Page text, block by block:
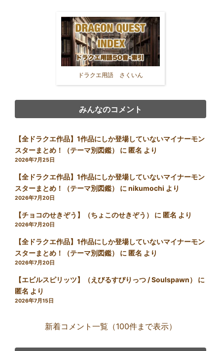
ドラクエ用語 さくいん
みんなのコメント
【全ドラクエ作品】1作品にしか登場していないマイナーモン
スターまとめ！（テーマ別図鑑）
に 匿名 より
2026年7月25日
【全ドラクエ作品】1作品にしか登場していないマイナーモン
スターまとめ！（テーマ別図鑑）
に nikumochi より
2026年7月20日
【チョコのせきぞう】（ちょこのせきぞう） に 匿名 より
2026年7月20日
【全ドラクエ作品】1作品にしか登場していないマイナーモン
スターまとめ！（テーマ別図鑑）
に 匿名 より
2026年7月20日
【エビルスピリッツ】（えびるすぴりっつ / Soulspawn）
に
匿名 より
2026年7月15日
新着コメント一覧（100件まで表示）